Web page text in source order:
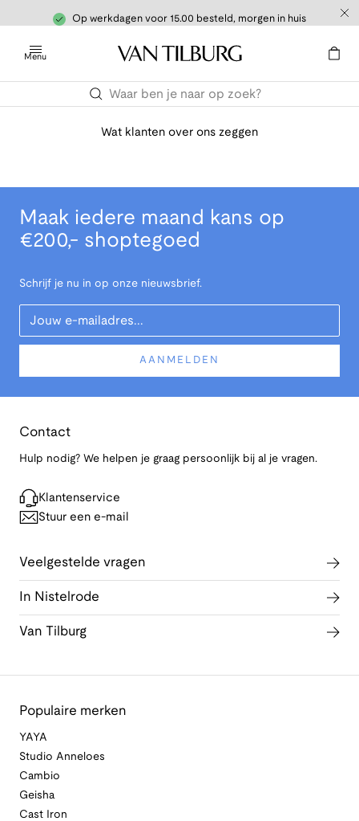
Op werkdagen voor 15.00 besteld, morgen in huis
Menu
Wat klanten over ons zeggen
Maak iedere maand kans op
€200,- shoptegoed
Schrijf je nu in op onze nieuwsbrief.
Your Email
AANMELDEN
Contact
Hulp nodig? We helpen je graag persoonlijk bij al je vragen.
Klantenservice
Stuur een e-mail
Veelgestelde vragen
In Nistelrode
Van Tilburg
Populaire merken
YAYA
Studio Anneloes
Cambio
Geisha
Cast Iron